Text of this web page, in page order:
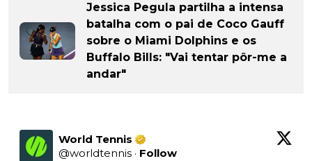
Jessica Pegula partilha a intensa
batalha com o pai de Coco Gauff
sobre o Miami Dolphins e os
Buffalo Bills: "Vai tentar pôr-me a
andar"
World Tennis
@worldtennis · Follow